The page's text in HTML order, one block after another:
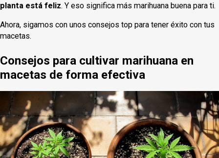
planta está feliz. Y eso significa más marihuana buena para ti.
Ahora, sigamos con unos consejos top para tener éxito con tus
macetas.
Consejos para cultivar marihuana en
macetas de forma efectiva